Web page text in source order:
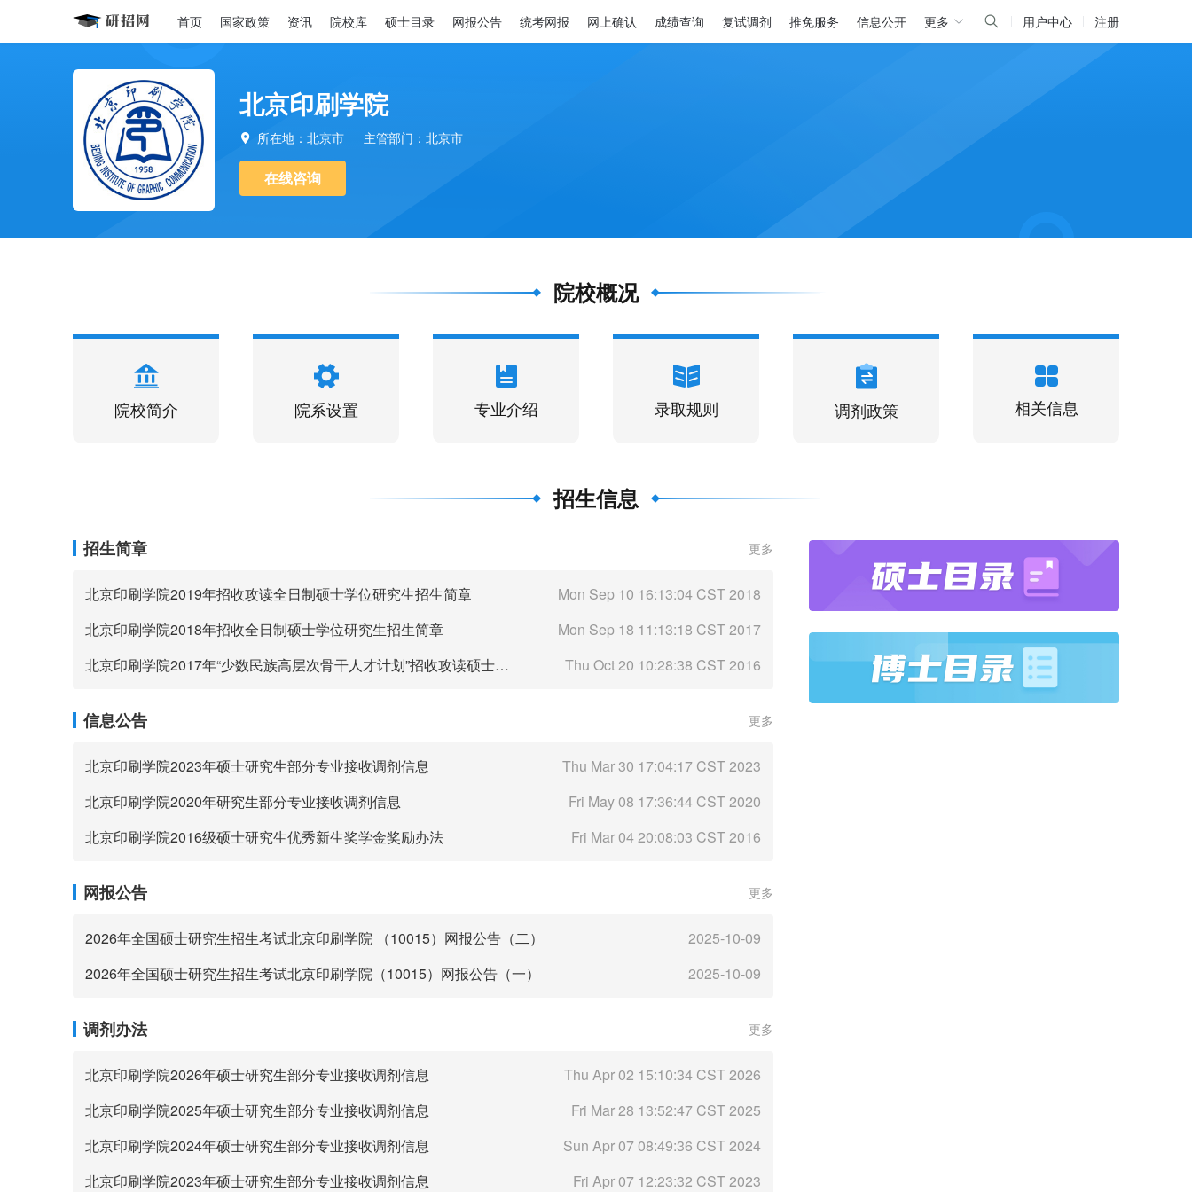
首页 国家政策 资讯 院校库 硕士目录 网报公告 统考网报 网上确认 成绩查询 复试调剂 推免服务 信息公开 更多 用户中心 注册
北京印刷学院
 所在地：北京市 主管部门：北京市
在线咨询
院校概况
院校简介 院系设置 专业介绍 录取规则 调剂政策 相关信息
招生信息
招生简章 更多
北京印刷学院2019年招收攻读全日制硕士学位研究生招生简章
Mon Sep 10 16:13:04 CST 2018
北京印刷学院2018年招收全日制硕士学位研究生招生简章
Mon Sep 18 11:13:18 CST 2017
北京印刷学院2017年“少数民族高层次骨干人才计划”招收攻读硕士学位研究生简章
Thu Oct 20 10:28:38 CST 2016
信息公告 更多
北京印刷学院2023年硕士研究生部分专业接收调剂信息
Thu Mar 30 17:04:17 CST 2023
北京印刷学院2020年研究生部分专业接收调剂信息
Fri May 08 17:36:44 CST 2020
北京印刷学院2016级硕士研究生优秀新生奖学金奖励办法
Fri Mar 04 20:08:03 CST 2016
网报公告 更多
2026年全国硕士研究生招生考试北京印刷学院 （10015）网报公告（二）
2025-10-09
2026年全国硕士研究生招生考试北京印刷学院（10015）网报公告（一）
2025-10-09
调剂办法 更多
北京印刷学院2026年硕士研究生部分专业接收调剂信息
Thu Apr 02 15:10:34 CST 2026
北京印刷学院2025年硕士研究生部分专业接收调剂信息
Fri Mar 28 13:52:47 CST 2025
北京印刷学院2024年硕士研究生部分专业接收调剂信息
Sun Apr 07 08:49:36 CST 2024
北京印刷学院2023年硕士研究生部分专业接收调剂信息
Fri Apr 07 12:23:32 CST 2023